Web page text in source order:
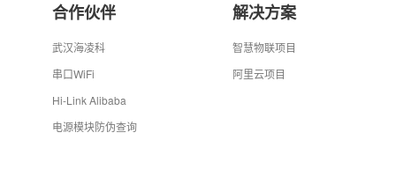
合作伙伴
武汉海凌科
串口WiFi
Hi-Link Alibaba
电源模块防伪查询
解决方案
智慧物联项目
阿里云项目